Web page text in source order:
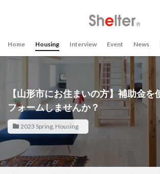
Home Housing Interview Event News
【山形市にお住まいの方】補助金を
フォームしませんか？
2023 Spring, Housing